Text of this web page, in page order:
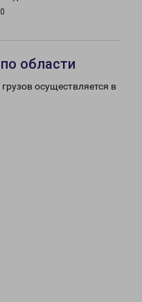
области
осуществляется в